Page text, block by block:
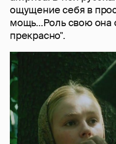
ощущение себя в
мощь...Роль свою она
прекрасно".